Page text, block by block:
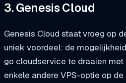
3. Genesis Cloud
Genesis Cloud staat vroeg op
uniek voordeel: de
go cloudservice te draaien met
enkele andere VPS-optie op